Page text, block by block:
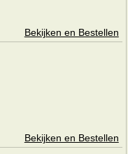
Bekijken en Bestellen
Bekijken en Bestellen